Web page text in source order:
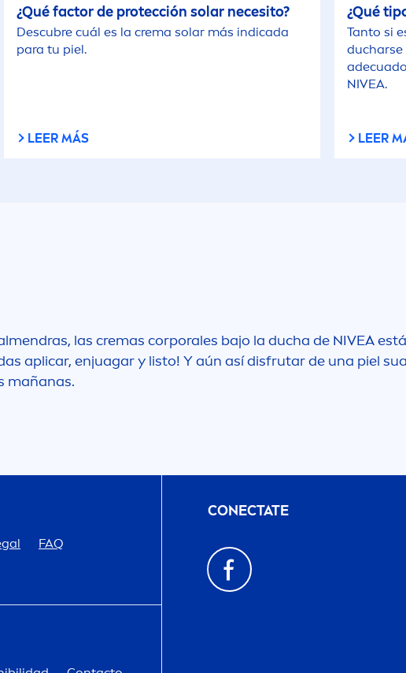
¿Qué factor de protección solar necesito?
Descubre cuál es la crema solar más indicada
para tu piel.
LEER MÁS
¿Qué
Tanto si
NIVEA.
LEER
mendras, las cremas corporales bajo la ducha de NIVEA
aplicar, enjuagar y listo! Y aún así disfrutar de una piel
mañanas.
FAQ
CONECTATE